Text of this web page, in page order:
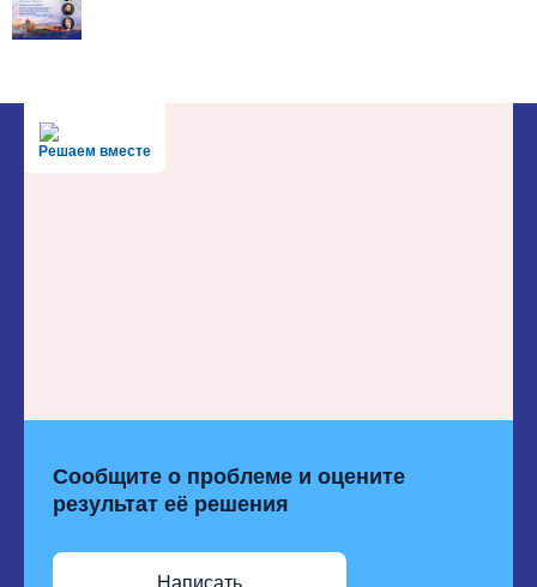
Решаем вместе
Сообщите о проблеме и оцените
результат её решения
Написать